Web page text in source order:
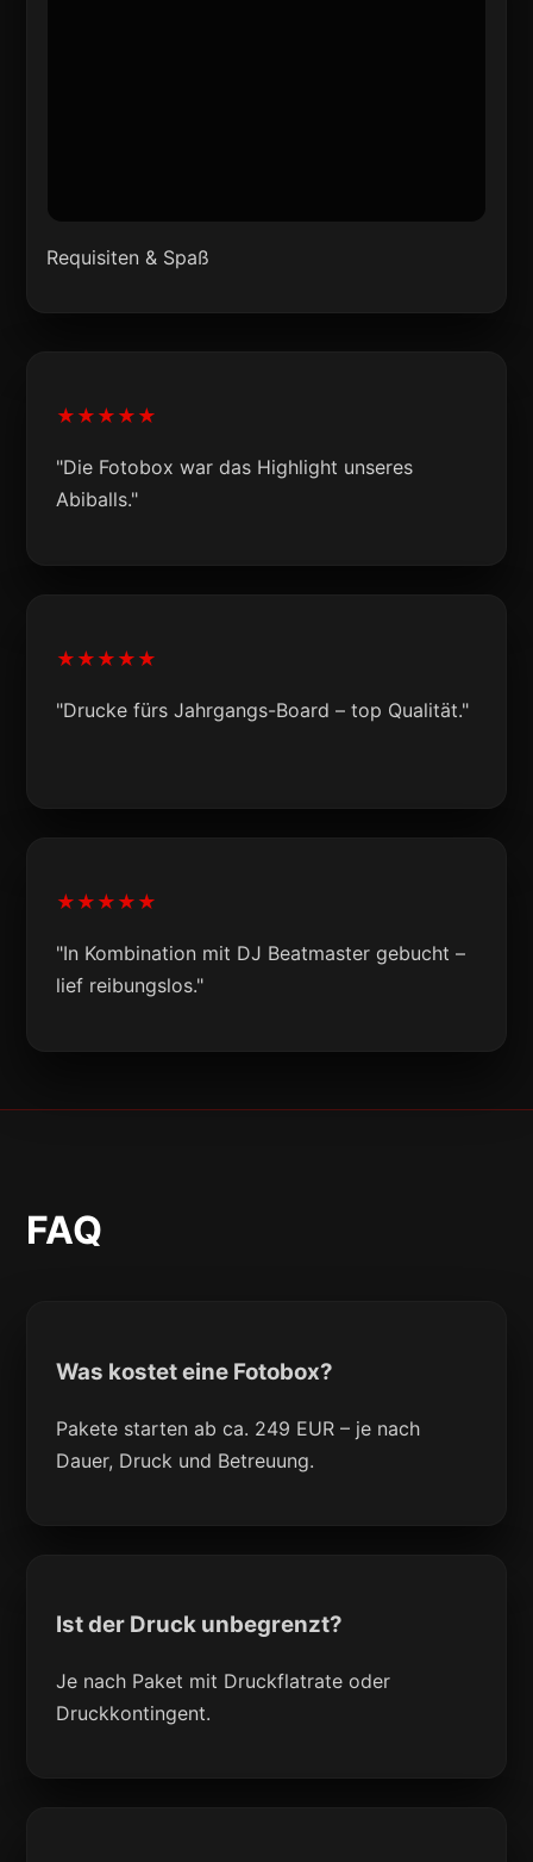
Requisiten & Spaß
★★★★★
"Die Fotobox war das Highlight unseres
Abiballs."
★★★★★
"Drucke fürs Jahrgangs-Board – top Qualität."
★★★★★
"In Kombination mit DJ Beatmaster gebucht –
lief reibungslos."
FAQ
Was kostet eine Fotobox?
Pakete starten ab ca. 249 EUR – je nach
Dauer, Druck und Betreuung.
Ist der Druck unbegrenzt?
Je nach Paket mit Druckflatrate oder
Druckkontingent.